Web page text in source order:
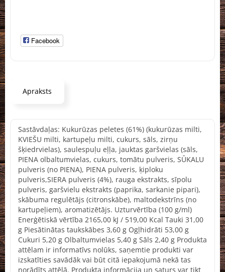
Facebook
Apraksts
Sastāvdaļas: Kukurūzas peletes (61%) (kukurūzas milti,
KVIEŠU milti, kartupeļu milti, cukurs, sāls, zirņu
šķiedrvielas), saulespuļu eļļa, jauktas garšvielas (sāls,
PIENA olbaltumvielas, cukurs, tomātu pulveris, SŪKALU
pulveris (no PIENA), PIENA pulveris, ķiploku
pulveris,SIERA pulveris (4%), rauga ekstrakts, sīpolu
pulveris, garšvielu ekstrakts (paprika, sarkanie pipari),
skābuma regulētājs (citronskābe), maltodekstrīns (no
kartupeļiem), aromatizētājs. Uzturvērtība (100 g/ml)
Enerģētiskā vērtība 2165,00 kJ / 519,00 Kcal Tauki 31,00
g Piesātinātas taukskābes 3,60 g Ogļhidrāti 53,00 g
Cukuri 5,20 g Olbaltumvielas 5,40 g Sāls 2,40 g Produkta
attēlam ir informatīvs nolūks, saņemtie produkti var
izskatīties savādāk vai būt citā iepakojumā nekā tas
norādīts attēlā. Produkta informācija un saturs var tikt